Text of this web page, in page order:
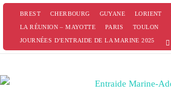
PasserBREST CHERBOURG GUYANE LORIENT
LA RÉUNION – MAYOTTE
PARIS
TOULON
JOURNÉES D’ENTRAIDE DE LA MARINE 2025